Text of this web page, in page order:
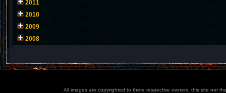
2011
2010
2009
2008
All images are copyrighted to there respective owners, this site nor